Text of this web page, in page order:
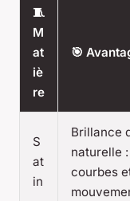
🧵
M
at
iè
re
🎯
S
at
in
Brillance
naturelle
courbes